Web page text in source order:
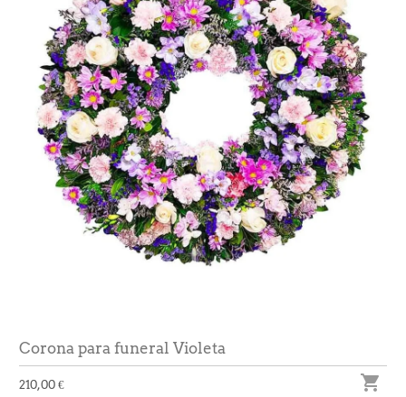
Corona para funeral Violeta
210,00 € 